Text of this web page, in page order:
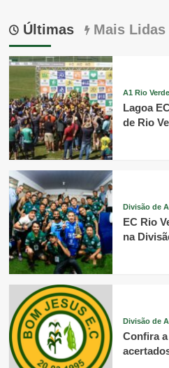
Últimas Mais Lidas
A1 Rio Verde
Lagoa
de Rio
Divisão de
EC Rio
na
Divisão de
Confira